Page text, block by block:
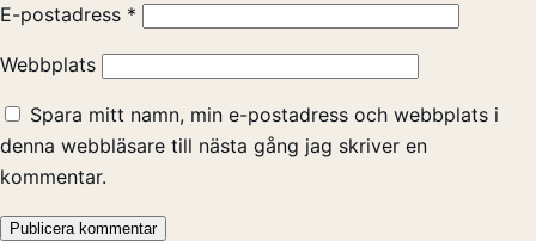
E-postadress *
Webbplats
Spara mitt namn, min e-postadress och webbplats i
denna webbläsare till nästa gång jag skriver en
kommentar.